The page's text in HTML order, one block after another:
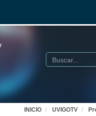
Buscar
INICIO UVIGOTV